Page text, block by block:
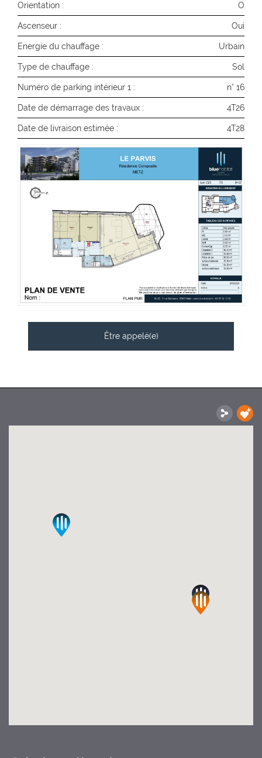
Orientation : O
Ascenseur : Oui
Energie du chauffage : Urbain
Type de chauffage : Sol
Numéro de parking intérieur 1 : n° 16
Date de démarrage des travaux : 4T26
Date de livraison estimée : 4T28
Être appelé(e)